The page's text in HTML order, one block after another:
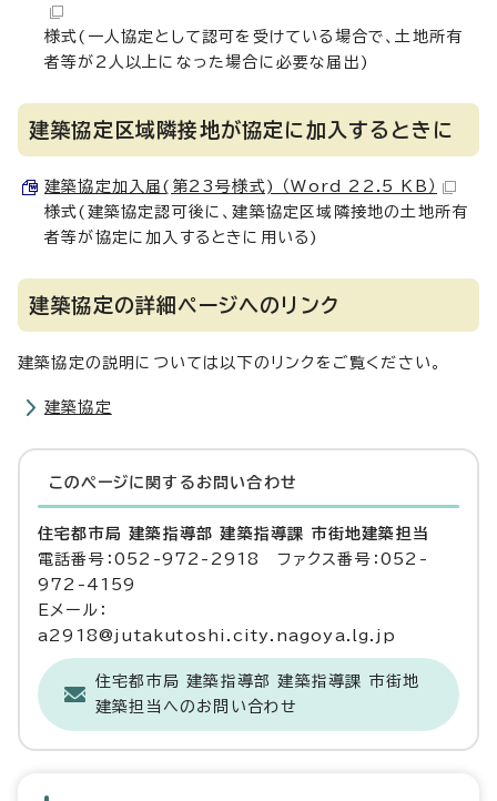
様式(一人協定として認可を受けている場合で、土地所有
者等が2人以上になった場合に必要な届出)
建築協定区域隣接地が協定に加入するときに
建築協定加入届(第23号様式) （Word 22.5 KB）
様式(建築協定認可後に、建築協定区域隣接地の土地所有
者等が協定に加入するときに用いる)
建築協定の詳細ページへのリンク
建築協定の説明については以下のリンクをご覧ください。
建築協定
このページに関する お問い合わせ
住宅都市局 建築指導部 建築指導課 市街地建築担当
電話番号：052-972-2918 ファクス番号：052-
972-4159
Eメール：
a2918@jutakutoshi.city.nagoya.lg.jp
住宅都市局 建築指導部 建築指導課 市街地
建築担当へのお問い合わせ